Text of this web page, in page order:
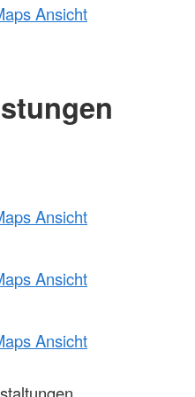
Ansicht
Ansicht
Ansicht
Ansicht